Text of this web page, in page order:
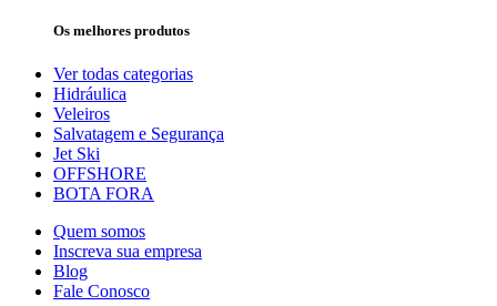
Os melhores produtos
Ver todas categorias
Hidráulica
Veleiros
Salvatagem e Segurança
Jet Ski
OFFSHORE
BOTA FORA
Quem somos
Inscreva sua empresa
Blog
Fale Conosco